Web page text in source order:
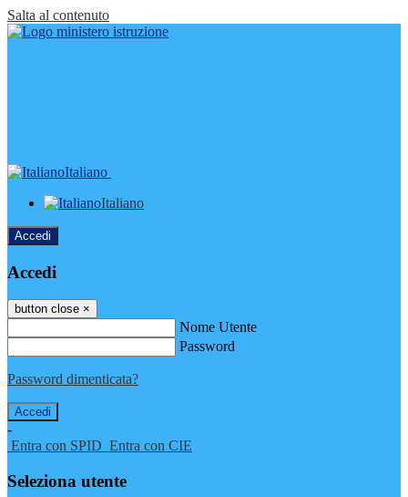
Salta al contenuto
Italiano
Italiano
Accedi
Accedi
button close ×
Nome Utente
Password
Password dimenticata?
-
Entra con SPID Entra con CIE
Seleziona utente